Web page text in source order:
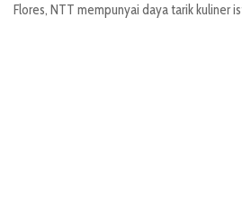
Flores, NTT mempunyai daya tarik kuliner